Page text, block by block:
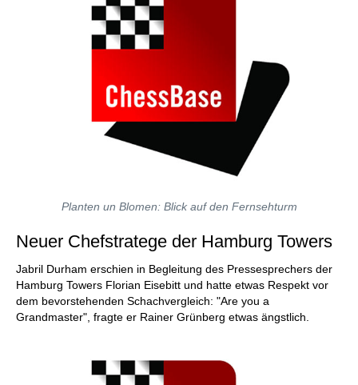
Planten un Blomen: Blick auf den Fernsehturm
Neuer Chefstratege der Hamburg Towers
Jabril Durham erschien in Begleitung des Pressesprechers der
Hamburg Towers Florian Eisebitt und hatte etwas Respekt vor
dem bevorstehenden Schachvergleich: "Are you a
Grandmaster", fragte er Rainer Grünberg etwas ängstlich.